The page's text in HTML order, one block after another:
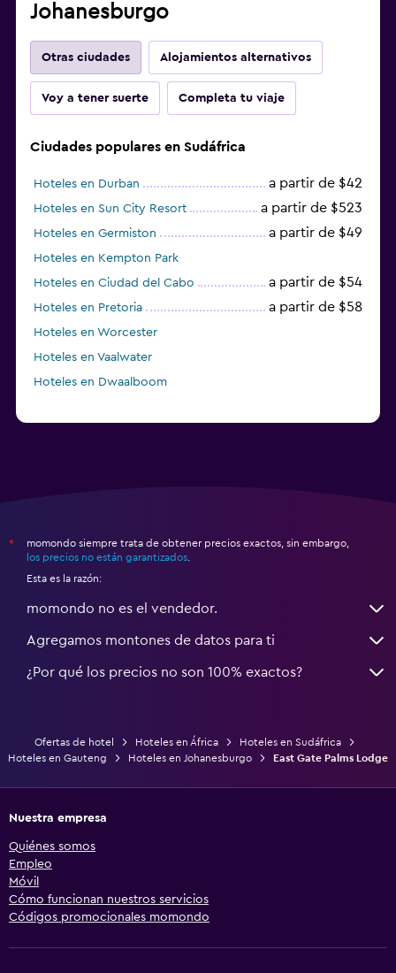
Johanesburgo
Otras ciudades Alojamientos alternativos
Voy a tener suerte Completa tu viaje
Ciudades populares en Sudáfrica
Hoteles en Durban a partir de $42
Hoteles en Sun City Resort a partir de $523
Hoteles en Germiston a partir de $49
Hoteles en Kempton Park
Hoteles en Ciudad del Cabo
a partir de $54
Hoteles en Pretoria a partir de $58
Hoteles en Worcester
Hoteles en Vaalwater
Hoteles en Dwaalboom
*
momondo siempre trata de obtener precios exactos, sin embargo,
los precios no están garantizados
Esta es la razón:
momondo no es el vendedor.
Agregamos montones de datos para ti
¿Por qué los precios no son 100% exactos?
Ofertas de hotel Hoteles en África
Hoteles en Sudáfrica
Hoteles en Gauteng
Hoteles en Johanesburgo East Gate Palms Lodge
Nuestra empresa
Quiénes somos
Empleo
Móvil
Cómo funcionan nuestros servicios
Códigos promocionales momondo